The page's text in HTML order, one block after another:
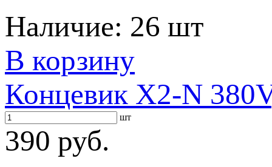
Наличие: 26 шт
В корзину
Концевик X2-N
шт
390 руб.